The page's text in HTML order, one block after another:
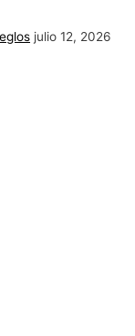
julio 12, 2026